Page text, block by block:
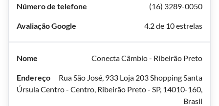
(16) 3289-0050
4.2 de 10 estrelas
Conecta Câmbio - Ribeirão Preto
Rua São José, 933 Loja 203 Shopping Santa
Úrsula Centro - Centro, Ribeirão Preto - SP, 14010-160,
Brasil